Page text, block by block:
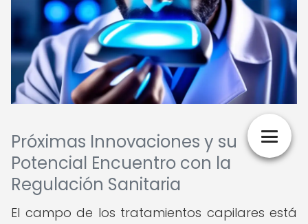
Próximas Innovaciones y su
Potencial Encuentro con la
Regulación Sanitaria
El campo de los tratamientos capilares está